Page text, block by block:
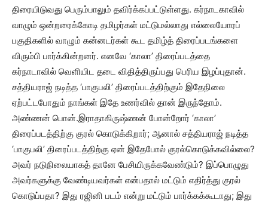
திரையிடுவது பெரும்பாலும் தவிர்க்கப்பட்டுள்ளது. கர்நாடகாவில்
வாழும் ஒன்றரைக்கோடி தமிழர்கள் மட்டுமல்லாது எல்லையோரப்
பகுதிகளில் வாழும் கன்னடர்கள் கூட தமிழ்த் திரைப்படங்களை
விரும்பி பார்க்கின்றனர். எனவே ‘காலா’ திரைப்படத்தை
கர்நாடாவில் வெளியிட தடை விதித்திருப்பது பெரிய இழப்புதான்.
சத்தியராஜ் நடித்த ‘பாகுபலி’ திரைப்படத்திற்கும் இதேநிலை
ஏற்பட்டபோதும் நாங்கள் இதே உணர்வில் தான் இருந்தோம்.
அண்ணன் பொன்.இராதாகிருஷ்ணன் போன்றோர் ‘காலா’
திரைப்படத்திற்கு குரல் கொடுக்கிறார்; ஆனால் சத்தியராஜ் நடித்த
‘பாகுபலி’ திரைப்படத்திற்கு ஏன் இதேபோல் குரல்கொடுக்கவில்லை?
அவர் நடுநிலையாகத் தானே பேசியிருக்கவேண்டும்? இப்பொழுது
அவர்களுக்கு வேண்டியவர்கள் என்பதால் மட்டும் எதிர்த்து குரல்
கொடுப்பதா? இது ரஜினி படம் என்று மட்டும் பார்க்கக்கூடாது; இது